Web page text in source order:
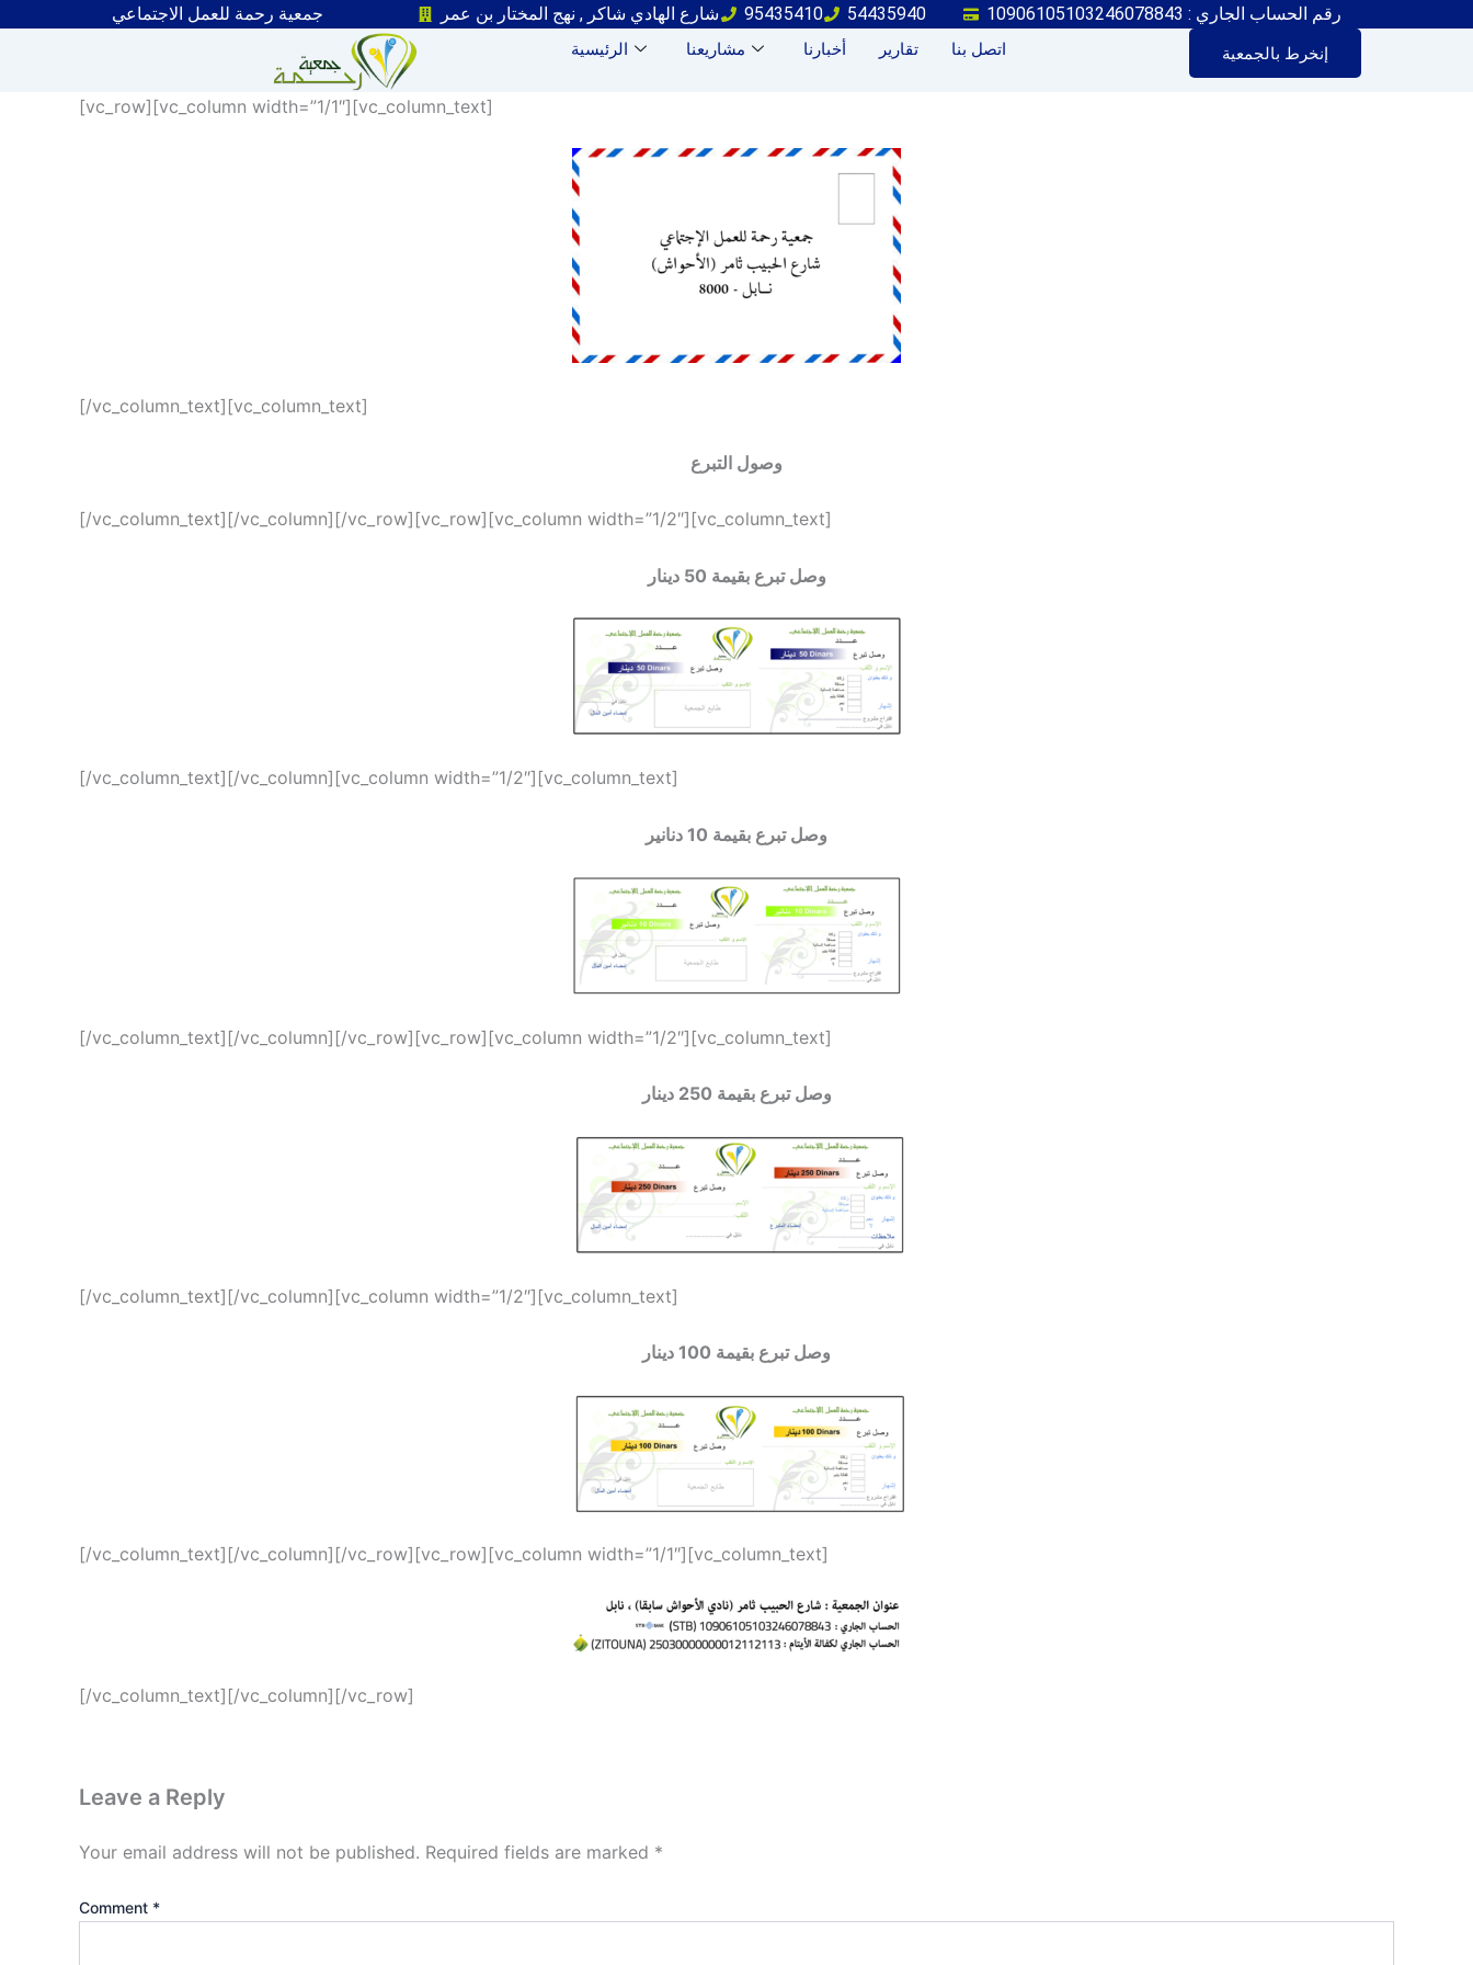
جمعية رحمة للعمل الاجتماعي شارع الهادي شاكر , نهج المختار بن عمر 95435410 54435940
رقم الحساب الجاري : 10906105103246078843
الرئيسية
مشاريعنا أخبارنا تقارير اتصل بنا إنخرط بالجمعية
[vc_row][vc_column width=”1/1″][vc_column_text]
[/vc_column_text][vc_column_text]
وصول التبرع
[/vc_column_text][/vc_column][/vc_row][vc_row][vc_column width=”1/2″][vc_column_text]
وصل تبرع بقيمة 50 دينار
[/vc_column_text][/vc_column][vc_column width=”1/2″][vc_column_text]
وصل تبرع بقيمة 10 دنانير
[/vc_column_text][/vc_column][/vc_row][vc_row][vc_column width=”1/2″][vc_column_text]
وصل تبرع بقيمة 250 دينار
[/vc_column_text][/vc_column][vc_column width=”1/2″][vc_column_text]
وصل تبرع بقيمة 100 دينار
[/vc_column_text][/vc_column][/vc_row][vc_row][vc_column width=”1/1″][vc_column_text]
[/vc_column_text][/vc_column][/vc_row]
Leave a Reply
Your email address will not be published. Required fields are marked *
Comment *